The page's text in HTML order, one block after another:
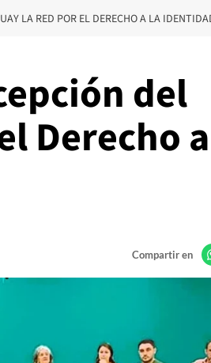
LA RED POR EL DERECHO A LA
del
Derecho
Compartir en